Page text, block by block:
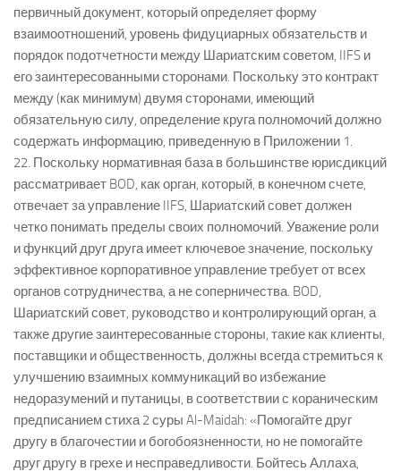
первичный документ, который определяет форму
взаимоотношений, уровень фидуциарных обязательств и
порядок подотчетности между Шариатским советом, IIFS и
его заинтересованными сторонами. Поскольку это контракт
между (как минимум) двумя сторонами, имеющий
обязательную силу, определение круга полномочий должно
содержать информацию, приведенную в Приложении 1.
22. Поскольку нормативная база в большинстве юрисдикций
рассматривает BOD, как орган, который, в конечном счете,
отвечает за управление IIFS, Шариатский совет должен
четко понимать пределы своих полномочий. Уважение роли
и функций друг друга имеет ключевое значение, поскольку
эффективное корпоративное управление требует от всех
органов сотрудничества, а не соперничества. BOD,
Шариатский совет, руководство и контролирующий орган, а
также другие заинтересованные стороны, такие как клиенты,
поставщики и общественность, должны всегда стремиться к
улучшению взаимных коммуникаций во избежание
недоразумений и путаницы, в соответствии с кораническим
предписанием стиха 2 суры Al-Maidah: «Помогайте друг
другу в благочестии и богобоязненности, но не помогайте
друг другу в грехе и несправедливости. Бойтесь Аллаха,